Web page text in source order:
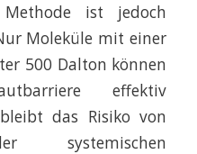
ist jedoch
Moleküle mit einer
500 Dalton können
effektiv
das Risiko von
systemischen